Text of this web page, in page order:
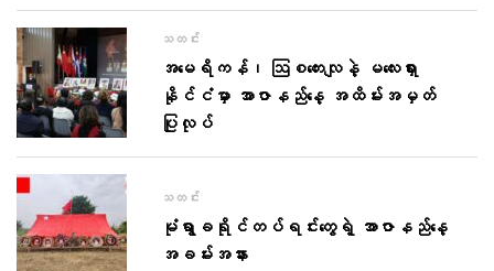
သတင်း
အမေရိကန်၊ ဩစတေးလျနဲ့ မလေးရှား
နိုင်ငံမှာ အာဇာနည်နေ့ အထိမ်းအမှတ်
ပြုလုပ်
သတင်း
မုံရွာခရိုင်တပ်ရင်းတွေရဲ့ အာဇာနည်နေ့
အခမ်းအနား